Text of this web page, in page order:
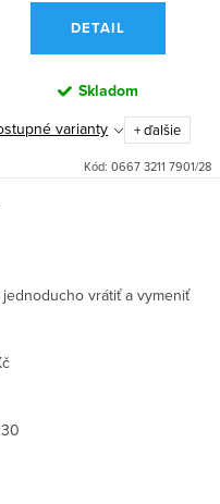
DETAIL
Skladom
varianty
+ ďalšie
Kód: 0667 3211 7901/28
vrátiť a vymeniť